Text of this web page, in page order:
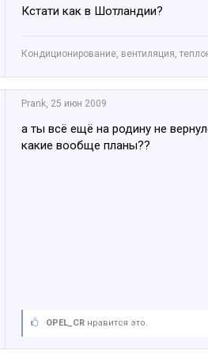
Кстати как в Шотландии?
Кондиционирование, вентиляция,
Prank, 25 июн 2009
а ты всё ещё на родину не
какие вообще планы??
OPEL_CR нравится это.